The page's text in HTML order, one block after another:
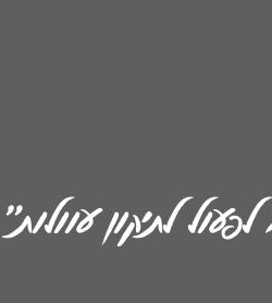
לתיקון עוולות״